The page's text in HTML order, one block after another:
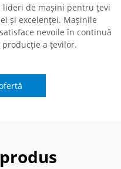
lideri de mașini pentru țevi
și excelenței. Mașinile
nevoile în continuă
a țevilor.